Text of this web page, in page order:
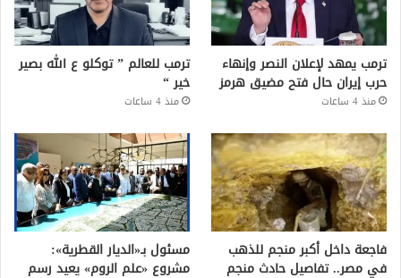
ترمب يمهد لإعلان النصر وإنهاء
حرب إيران حال فتح مضيق هرمز
منذ 4 ساعات
ترمب للعالم ” توكلو ع الله بصير
خير “
منذ 4 ساعات
فاجعة داخل أكبر منجم للذهب
في مصر.. تفاصيل حادث منجم
مسئول بـ«الديار القطرية»:
مشروع «علم الروم» يعيد رسم